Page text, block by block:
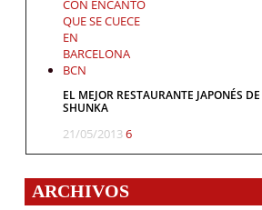
EL MEJOR RESTAURANTE JAPONÉS
SHUNKA
21/05/20136
ARCHIVOS